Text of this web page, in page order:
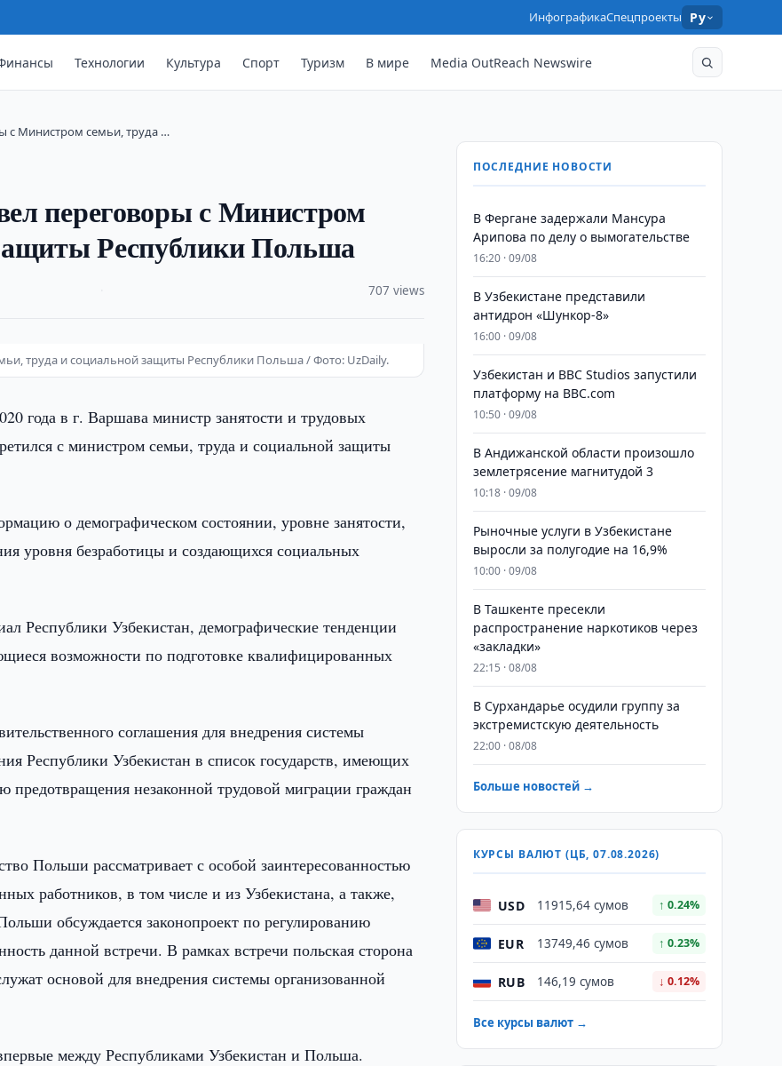
ИнфографикаСпецпроекты Ру
Технологии Культура Спорт Туризм В мире Media OutReach Newswire
с Министром семьи, труда …
переговоры с Министром
Республики Польша
707 views
труда и социальной защиты Республики Польша / Фото: UzDaily.
года в г. Варшава министр занятости и трудовых
с министром семьи, труда и социальной защиты
о демографическом состоянии, уровне занятости,
уровня безработицы и создающихся социальных
Республики Узбекистан, демографические тенденции
возможности по подготовке квалифицированных
соглашения для внедрения системы
Республики Узбекистан в список государств, имеющих
незаконной трудовой миграции граждан
Польши рассматривает с особой заинтересованностью
работников, в том числе и из Узбекистана, а также,
обсуждается законопроект по регулированию
данной встречи. В рамках встречи польская сторона
основой для внедрения системы организованной
между Республиками Узбекистан и Польша.
ПОСЛЕДНИЕ НОВОСТИ
В Фергане задержали Мансура
Арипова по делу о вымогательстве
16:20 · 09/08
В Узбекистане представили
антидрон «Шункор-8»
16:00 · 09/08
Узбекистан и BBC Studios запустили
платформу на BBC.com
10:50 · 09/08
В Андижанской области произошло
землетрясение магнитудой 3
10:18 · 09/08
Рыночные услуги в Узбекистане
выросли за полугодие на 16,9%
10:00 · 09/08
В Ташкенте пресекли
распространение наркотиков через
«закладки»
22:15 · 08/08
В Сурхандарье осудили группу за
экстремистскую деятельность
22:00 · 08/08
Больше новостей →
КУРСЫ ВАЛЮТ (ЦБ, 07.08.2026)
USD 11915,64 сумов ↑ 0.24%
EUR 13749,46 сумов ↑ 0.23%
RUB 146,19 сумов ↓ 0.12%
Все курсы валют →